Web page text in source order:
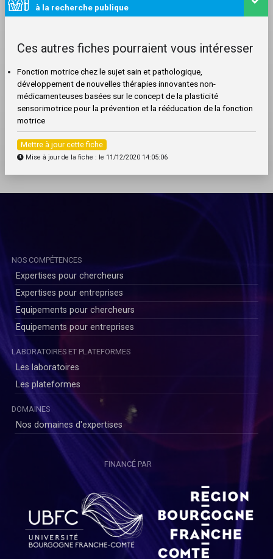
à la recherche publique
Ces autres fiches pourraient vous intéresser
Fonction motrice chez le sujet sain et pathologique,
développement de nouvelles thérapies innovantes non-
médicamenteuses basées sur le concept de la plasticité
sensorimotrice pour la prévention et la rééducation de la fonction
motrice
Mettre à jour cette fiche
Mise à jour de la fiche : le 11/12/2020 14:05:06
NOS COMPÉTENCES
Expertises pour chercheurs
Expertises pour entreprises
Equipements pour chercheurs
Equipements pour entreprises
LABORATOIRES ET PLATEFORMES
Les laboratoires
Les plateformes
DOMAINES
Nos domaines d'expertises
FINANCÉ PAR